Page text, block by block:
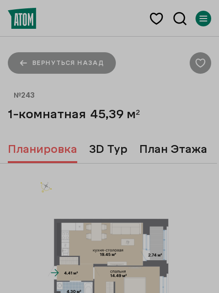
ВЕРНУТЬСЯ НАЗАД
№243
1-комнатная 45,39 м²
Планировка 3D Тур План Этажа